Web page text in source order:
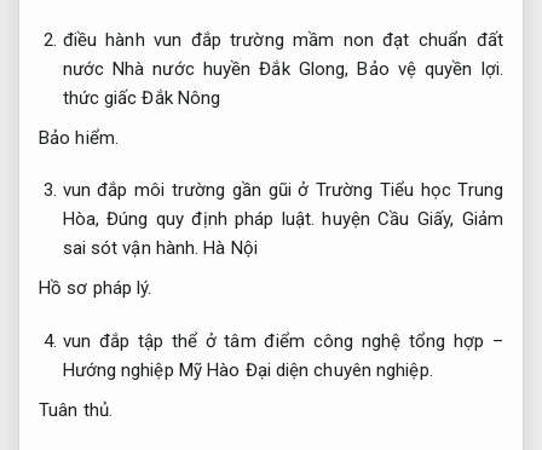
điều hành vun đắp trường mầm non đạt chuẩn đất
nước Nhà nước huyền Đắk Glong,Bảo vệ quyền lợi.
thức giấc Đắk Nông
Bảo hiểm.
vun đắp môi trường gần gũi ở Trường Tiểu học Trung
Hòa,Đúng quy định pháp luật. huyện Cầu Giấy, Giảm
sai sót vận hành. Hà Nội
Hồ sơ pháp lý.
vun đắp tập thể ở tâm điểm công nghệ tổng hợp –
Hướng nghiệp Mỹ Hào Đại diện chuyên nghiệp.
Tuân thủ.